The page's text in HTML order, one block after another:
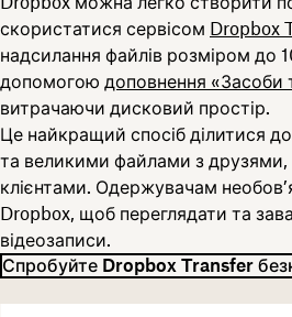
скористатися сервісом Dropbox
надсилання файлів розміром до
допомогою доповнення «Засоби
витрачаючи дисковий простір.
Це найкращий спосіб ділитися
та великими файлами з друзями,
клієнтами. Одержувачам
Dropbox, щоб переглядати та
відеозаписи.
Спробуйте Dropbox Transfer